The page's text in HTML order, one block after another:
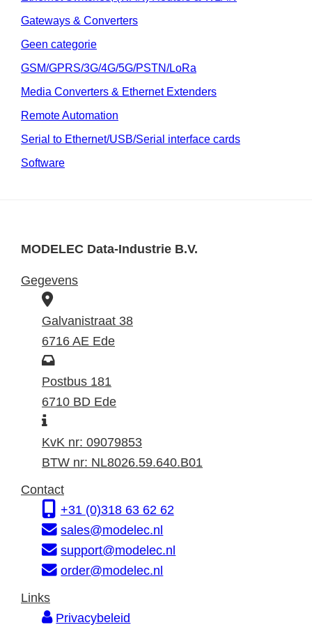
Gateways & Converters
Geen categorie
GSM/GPRS/3G/4G/5G/PSTN/LoRa
Media Converters & Ethernet Extenders
Remote Automation
Serial to Ethernet/USB/Serial interface cards
Software
MODELEC Data-Industrie B.V.
Gegevens
B
e
z
o
e
k
d
r
s
Galvanistraat 38
6716 AE Ede
P
o
s
a
d
e
s
Postbus 181
6710 BD Ede
I
n
f
r
m
a
t
e
KvK nr: 09079853
BTW nr: NL8026.59.640.B01
Contact
+31 (0)318 63 62 62
sales@modelec.nl
support@modelec.nl
order@modelec.nl
Links
Privacybeleid